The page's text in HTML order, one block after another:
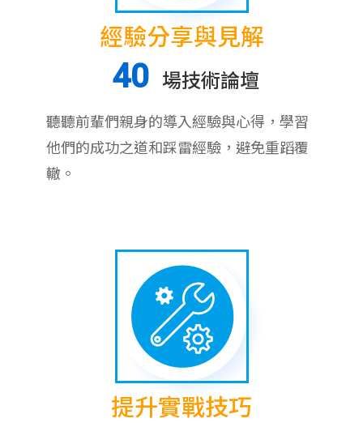
經驗分享與見解
40 場技術論壇
聽聽前輩們親身的導入經驗與心得，學習
他們的成功之道和踩雷經驗，避免重蹈覆
轍。
提升實戰技巧